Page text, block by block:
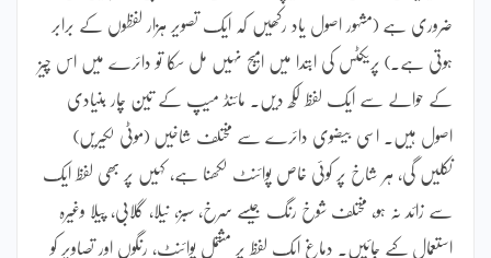
ضروری ہے (مشہور اصول یاد رکھیں کہ ایک تصویر ہزار لفظوں کے برابر
ہوتی ہے۔) پریکٹس کی ابتدا میں امیج نہیں مل سکا تو دائرے میں اس چیز
کے حوالے سے ایک لفظ لکھ دیں۔ مائنڈ میپ کے تین چار بنیادی
اصول ہیں۔ اسی بیضوی دائرے سے مختلف شاخیں (موٹی لکیریں)
نکلیں گی، ہر شاخ پر کوئی خاص پوائنٹ لکھنا ہے، کہیں پر بھی لفظ ایک
سے زائد نہ ہو، مختلف شوخ رنگ جیسے سرخ، سبز، نیلا، گلابی، پیلا وغیرہ
استعمال کیے جائیں۔ دماغ ایک لفظ پر مشتمل پوائنٹ، رنگوں اور تصاویر کو